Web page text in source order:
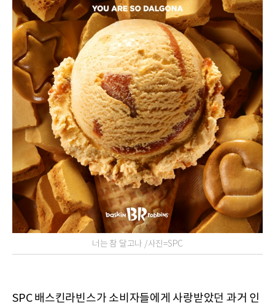
너는 참 달고나 /사진=SPC
SPC 배스킨라빈스가 소비자들에게 사랑받았던 과거 인